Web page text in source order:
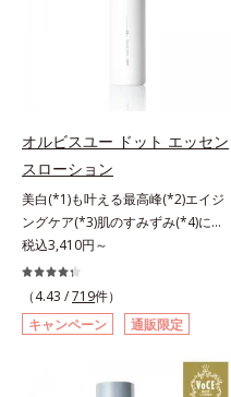
ください。・BEAUTY夏祭りは、こ
プセルの表面は肌になじみやすい構
造(*4)。内包した美容成分(*5)の浸
透をサポートし、角層すみずみをう
るおいで満たします。さらに“うる
おいの通り道”を作って化粧水のな
じみ感をUP。化粧水前に使うこと
で、普段の化粧水の手ごたえをより
実感できる、しっとり整った肌状態
へ。化粧水前に2プッシュ使うだけ
で、うるおいのすき間にぐんぐん入
り込み、うるおいで満ち満ちたハリ
のある美肌へと整えます。*1 クチ
ナシ果実エキス、ハトムギ種子エキ
ス、ユズ果実エキス、水添レシチ
ン、フィトステロールズ、（Ｃ１２
－２０）アルキルグルコシドの組み
オルビスユー ドット エッセン
スローション
美白(*1)も叶える最高峰(*2)エイジ
ングケア(*3)肌のすみずみ(*4)にし
みわたるうるおい充満ローション。
ハリも透明感(*5)も結果主義。年齢
サイン(*6)の因子に着目した肌科学
エイジングケア(*3)シリーズ。オル
ビスユー ドットシリーズは、年齢
による肌悩み一つ一つを対処するの
ではなく、肌で起きていることの根
税込3,410円～
（4.43 /719件）
キャンペーン
通販限定